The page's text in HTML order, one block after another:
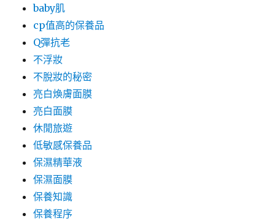
baby肌
cp值高的保養品
Q彈抗老
不浮妝
不脫妝的秘密
亮白煥膚面膜
亮白面膜
休閒旅遊
低敏感保養品
保濕精華液
保濕面膜
保養知識
保養程序